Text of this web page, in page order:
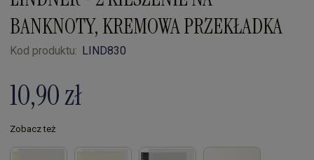
BANKNOTY, KREMOWA PRZEKŁADKA
Kod produktu: LIND830
10,90 zł
Zobacz też